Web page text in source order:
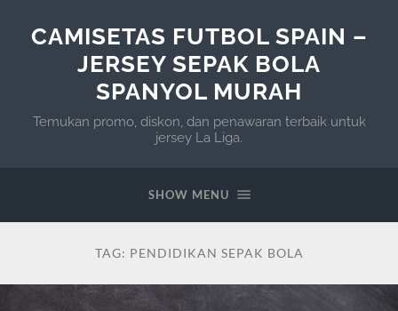
CAMISETAS FUTBOL SPAIN –
JERSEY SEPAK BOLA
SPANYOL MURAH
Temukan promo, diskon, dan penawaran terbaik untuk
jersey La Liga.
SHOW MENU
TAG: PENDIDIKAN SEPAK BOLA